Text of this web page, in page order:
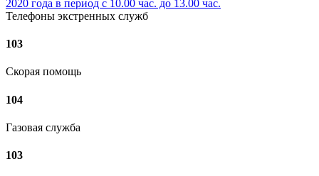
2020 года в период с 10.00 час. до 13.00 час.
Телефоны экстренных служб
103
Скорая помощь
104
Газовая служба
103